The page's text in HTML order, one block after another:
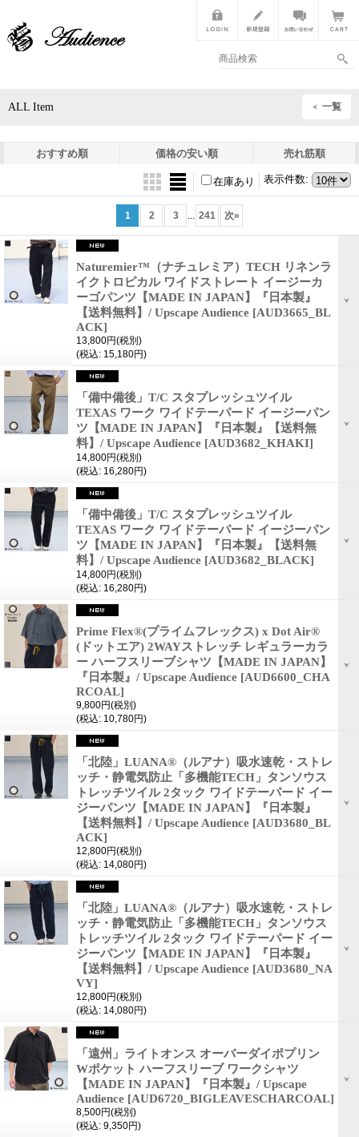
ALL Item 一覧
おすすめ順 価格の安い順 売れ筋順
表示件数:
在庫あり
1 2 3 ... 241 次»
Naturemier™（ナチュレミア）TECH リネンラ
イクトロピカル ワイドストレート イージーカ
ーゴパンツ【MADE IN JAPAN】『日本製』
【送料無料】/ Upscape Audience [AUD3665_BL
ACK]
13,800円(税別)
(税込: 15,180円)
「備中備後」T/C スタプレッシュツイル
TEXAS ワーク ワイドテーパード イージーパン
ツ【MADE IN JAPAN】『日本製』【送料無
料】/ Upscape Audience [AUD3682_KHAKI]
14,800円(税別)
(税込: 16,280円)
「備中備後」T/C スタプレッシュツイル
TEXAS ワーク ワイドテーパード イージーパン
ツ【MADE IN JAPAN】『日本製』【送料無
料】/ Upscape Audience [AUD3682_BLACK]
14,800円(税別)
(税込: 16,280円)
Prime Flex®(プライムフレックス) x Dot Air®
(ドットエア) 2WAYストレッチ レギュラーカラ
ー ハーフスリーブシャツ【MADE IN JAPAN】
『日本製』/ Upscape Audience [AUD6600_CHA
RCOAL]
9,800円(税別)
(税込: 10,780円)
「北陸」LUANA®︎（ルアナ）吸水速乾・ストレ
ッチ・静電気防止「多機能TECH」タンソウス
トレッチツイル 2タック ワイドテーパード イー
ジーパンツ【MADE IN JAPAN】『日本製』
【送料無料】/ Upscape Audience [AUD3680_BL
ACK]
12,800円(税別)
(税込: 14,080円)
「北陸」LUANA®︎（ルアナ）吸水速乾・ストレ
ッチ・静電気防止「多機能TECH」タンソウス
トレッチツイル 2タック ワイドテーパード イー
ジーパンツ【MADE IN JAPAN】『日本製』
【送料無料】/ Upscape Audience [AUD3680_NA
VY]
12,800円(税別)
(税込: 14,080円)
「遠州」ライトオンス オーバーダイポプリン
Wポケット ハーフスリーブ ワークシャツ
【MADE IN JAPAN】『日本製』/ Upscape
Audience [AUD6720_BIGLEAVESCHARCOAL]
8,500円(税別)
(税込: 9,350円)